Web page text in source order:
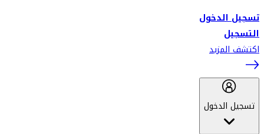
تسجيل الدخول
التسجيل
اكتشف المزيد
تسجيل الدخول